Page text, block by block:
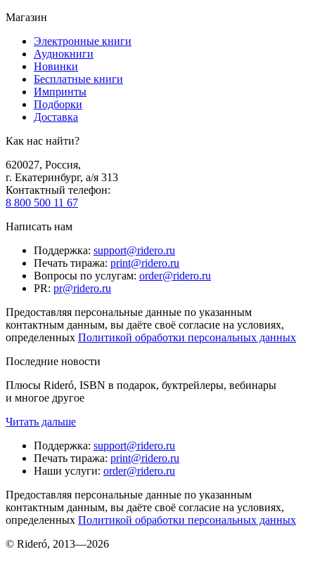
Магазин
Электронные книги
Аудиокниги
Новинки
Бесплатные книги
Импринты
Подборки
Доставка
Как нас найти?
620027, Россия,
г. Екатеринбург, а/я 313
Контактный телефон:
8 800 500 11 67
Написать нам
Поддержка: support@ridero.ru
Печать тиража: print@ridero.ru
Вопросы по услугам: order@ridero.ru
PR: pr@ridero.ru
Предоставляя персональные данные по указанным
контактным данным, вы даёте своё согласие на условиях,
определенных Политикой обработки персональных данных
Последние новости
Плюсы Rideró, ISBN в подарок, буктрейлеры, вебинары
и многое другое
Читать дальше
Поддержка: support@ridero.ru
Печать тиража: print@ridero.ru
Наши услуги: order@ridero.ru
Предоставляя персональные данные по указанным
контактным данным, вы даёте своё согласие на условиях,
определенных Политикой обработки персональных данных
© Rideró, 2013—2026